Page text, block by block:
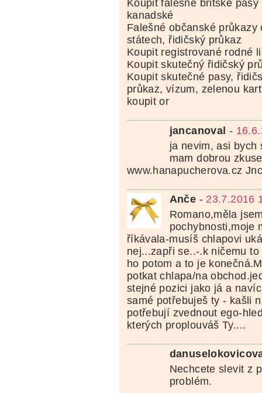
Koupit falešné britské
kanadské
Falešné občanské
státech, řidičský průkaz
Koupit registrované rodné
Koupit skutečný řidičský
Koupit skutečné pasy,
průkaz, vízum, zelenou
koupit or
jancanoval -
ja nevim, asi bych
mam dobrou
www.hanapucherova.cz
Anče - 23.7.2016
Romano,měla
pochybnosti,moje
říkávala-musíš chlapovi
nej...zapři se..-.k ničemu
ho potom a to je
potkat chlapa/na
stejné pozici jako já a
samé potřebuješ ty - kašli
potřebují zvednout ego-
kterých proplouváš Ty....
Nechcete slevit z
problém.